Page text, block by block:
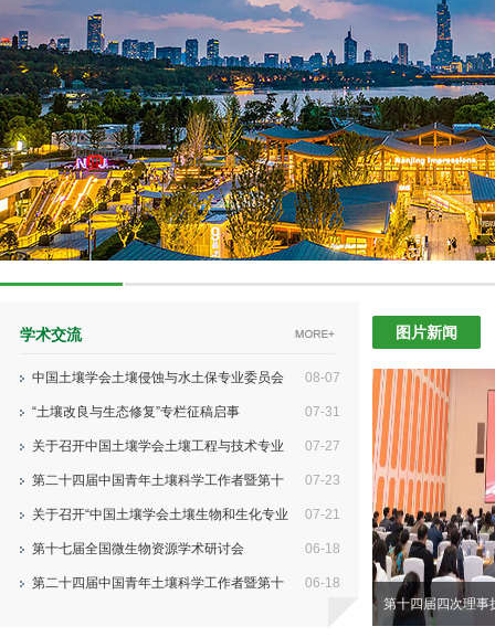
学术交流
08-07
中国土壤学会土壤侵蚀与水土保专业委员会
2026年高层学术研讨会在呼和浩特市圆满举办 07-31
“土壤改良与生态修复”专栏征稿启事
07-27
关于召开中国土壤学会土壤工程与技术专业
委员会2026年工作会议暨“土壤改良与生态修复工程”学
术研讨会第一轮通知
07-23
第二十四届中国青年土壤科学工作者暨第十
八届中国青年植物营养与肥料科学工作者学术会议
（“青土会”） （第二轮通知）
07-21
关于召开“中国土壤学会土壤生物和生化专业
委员会会议暨土壤生物与同一健康研讨会”的通知（第
一轮）
06-18
第十七届全国微生物资源学术研讨会
06-18
第二十四届中国青年土壤科学工作者暨第十
图片新闻
第十四届四次理事